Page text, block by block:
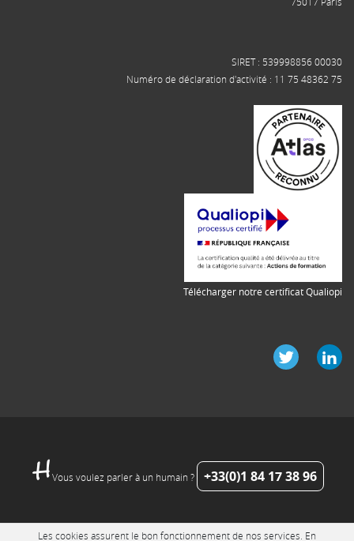
SIRET : 539998856 00030
Numéro de déclaration d'activité : 11 75 48362 75
Télécharger notre certificat Qualiopi
Vous voulez parler à un humain ? +33(0)1 84 17 38 96
Les cookies assurent le bon fonctionnement de nos services. En